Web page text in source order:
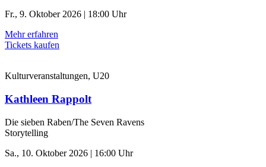
Fr., 9. Oktober 2026 | 18:00 Uhr
Mehr erfahren
Tickets kaufen
Kulturveranstaltungen, U20
Kathleen Rappolt
Die sieben Raben/The Seven Ravens
Storytelling
Sa., 10. Oktober 2026 | 16:00 Uhr